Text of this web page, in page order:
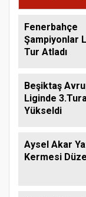
Fenerbahçe
Şampiyonlar
Tur Atladı
Beşiktaş
Liginde
Yükseldi
Aysel Akar
Kermesi